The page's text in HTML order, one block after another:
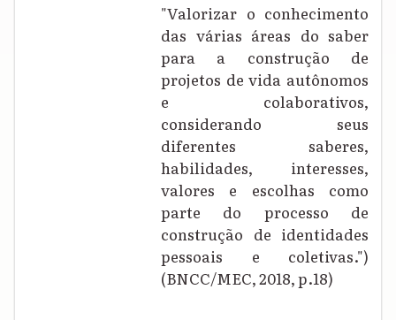
"Valorizar o conhecimento
das várias áreas do saber
para a construção de
projetos de vida autônomos
e colaborativos,
considerando seus
diferentes saberes,
habilidades, interesses,
valores e escolhas como
parte do processo de
construção de identidades
pessoais e coletivas.")
(BNCC/MEC, 2018, p.18)